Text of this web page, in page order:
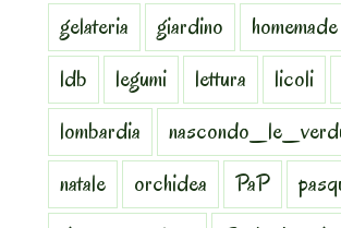
gelateria
giardino homemade
ldb
legumi lettura licoli
lombardia
natale
orchidea PaP